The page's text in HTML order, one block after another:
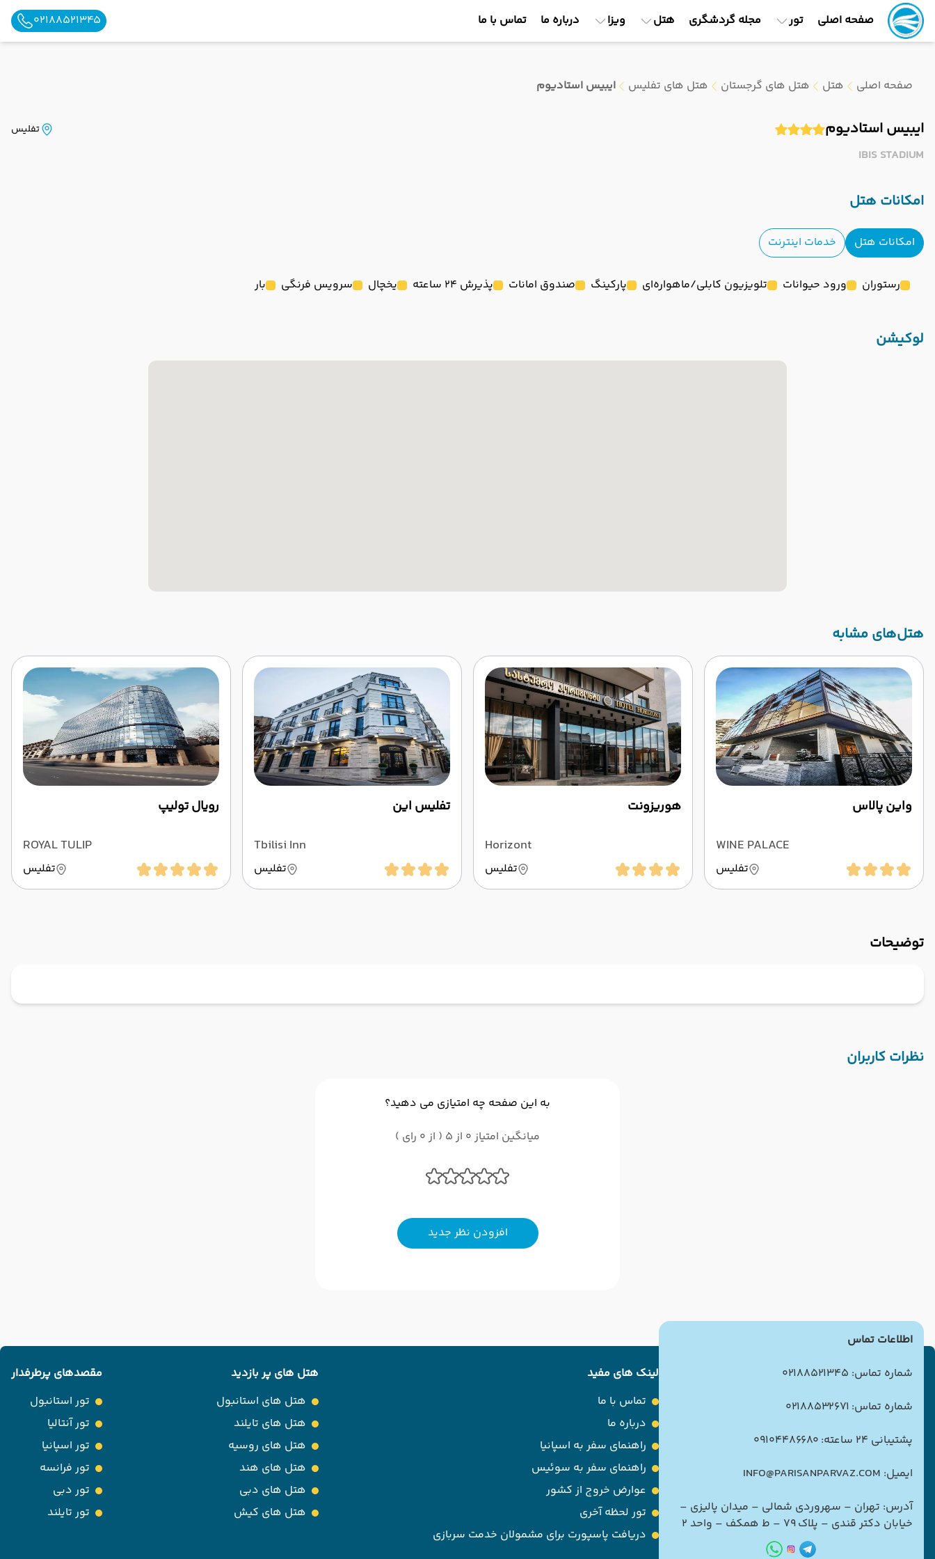
صفحه اصلی تور مجله گردشگری هتل ویزا درباره ما تماس با ما 02188521345
صفحه اصلی هتل هتل های گرجستان هتل های تفلیس ایبیس استادیوم
ایبیس استادیوم
IBIS STADIUM
تفلیس
امکانات هتل
امکانات هتل خدمات اینترنت
رستوران ورود حیوانات تلویزیون کابلی/ماهواره‌ای پارکینگ صندوق امانات پذیرش 24 ساعته یخچال سرویس فرنگی بار
لوکیشن
‌هتل‌های مشابه
واین پالاس
WINE PALACE
تفلیس
هوریزونت
Horizont
تفلیس
تفلیس این
Tbilisi Inn
تفلیس
رویال تولیپ
ROYAL TULIP
تفلیس
توضیحات
نظرات کاربران
به این صفحه چه امتیازی می دهید؟
میانگین امتیاز 0 از 5 ( از 0 رای )
افزودن نظر جدید
اطلاعات تماس
شماره تماس: 02188521345
شماره تماس: 02188532671
پشتیبانی 24 ساعته: 09104486680
ایمیل: INFO@PARISANPARVAZ.COM
آدرس: تهران – سهروردی شمالی – میدان پالیزی –
خیابان دکتر قندی – پلاک ۷۹ – ط همکف – واحد ۲
لینک های مفید
تماس با ما
درباره ما
راهنمای سفر به اسپانیا
راهنمای سفر به سوئیس
عوارض خروج از کشور
تور لحظه آخری
دریافت پاسپورت برای مشمولان خدمت سربازی
هتل های پر بازدید
هتل های استانبول
هتل های تایلند
هتل های روسیه
هتل های هند
هتل های دبی
هتل های کیش
مقصدهای پرطرفدار
تور استانبول
تور آنتالیا
تور اسپانیا
تور فرانسه
تور دبی
تور تایلند